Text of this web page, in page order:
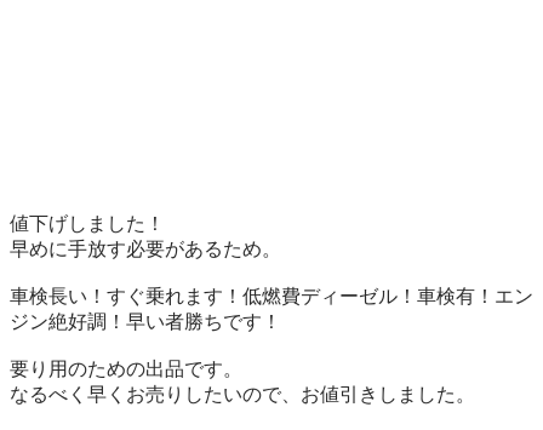
値下げしました！
早めに手放す必要があるため。
車検長い！すぐ乗れます！低燃費ディーゼル！車検有！エン
ジン絶好調！早い者勝ちです！
要り用のための出品です。
なるべく早くお売りしたいので、お値引きしました。